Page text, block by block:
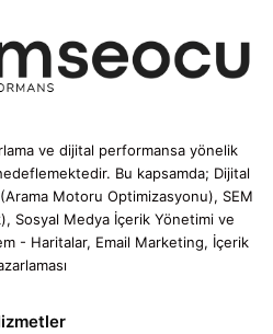
ve dijital performansa yönelik
Bu kapsamda; Dijital
(Arama Motoru Optimizasyonu), SEM
Sosyal Medya İçerik Yönetimi ve
- Haritalar, Email Marketing, İçerik